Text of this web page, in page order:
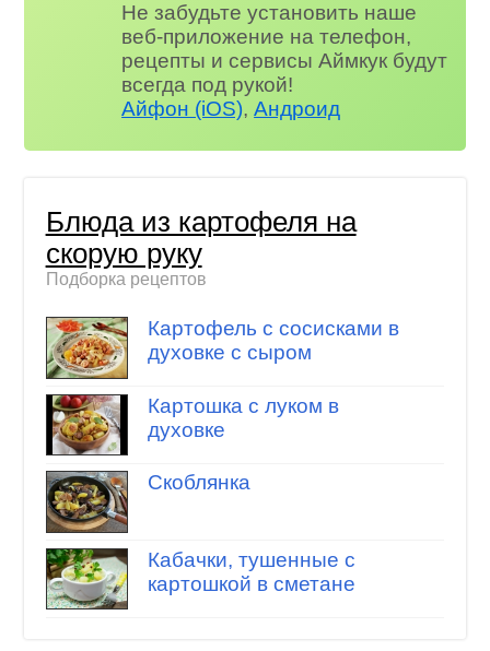
Не забудьте установить наше
веб-приложение на телефон,
рецепты и сервисы Аймкук будут
всегда под рукой!
Айфон (iOS),Андроид
Блюда из картофеля на
скорую руку
Подборка рецептов
Картофель с сосисками в
духовке с сыром
Картошка с луком в
духовке
Скоблянка
Кабачки, тушенные с
картошкой в сметане